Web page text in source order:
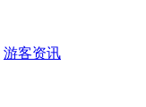
游客资讯